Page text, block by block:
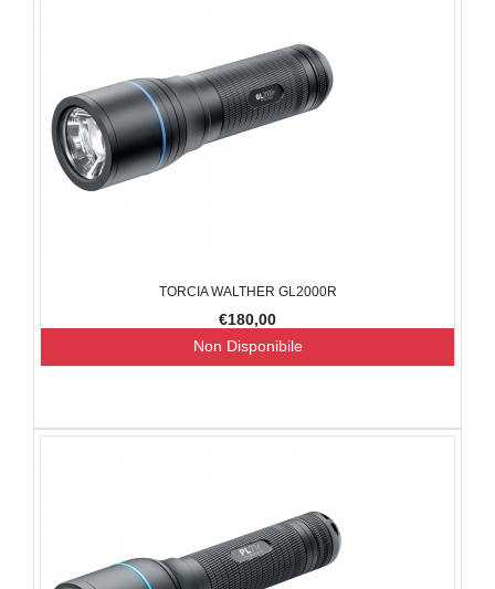
TORCIA WALTHER GL2000R
€180,00
Non Disponibile